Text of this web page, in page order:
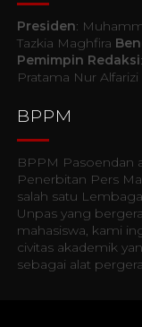
Presiden:
Tazkia Maghfira
Pemimpin Redaksi
Pratama Nur Alfarizi
BPPM
BPPM Pasoendan
Penerbitan Pers
salah satu
Unpas yang
mahasiswa, kami
civitas akademik
sebagai alat